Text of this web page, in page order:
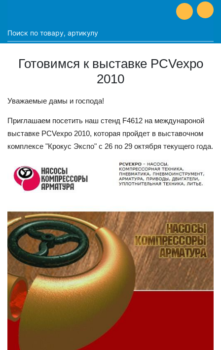
Готовимся к выставке PCVexpo
2010
Уважаемые дамы и господа!
Приглашаем посетить наш стенд F4612 на междунароной
выставке PCVexpo 2010, которая пройдет в выставочном
комплексе "Крокус Экспо" с 26 по 29 октября текущего года.